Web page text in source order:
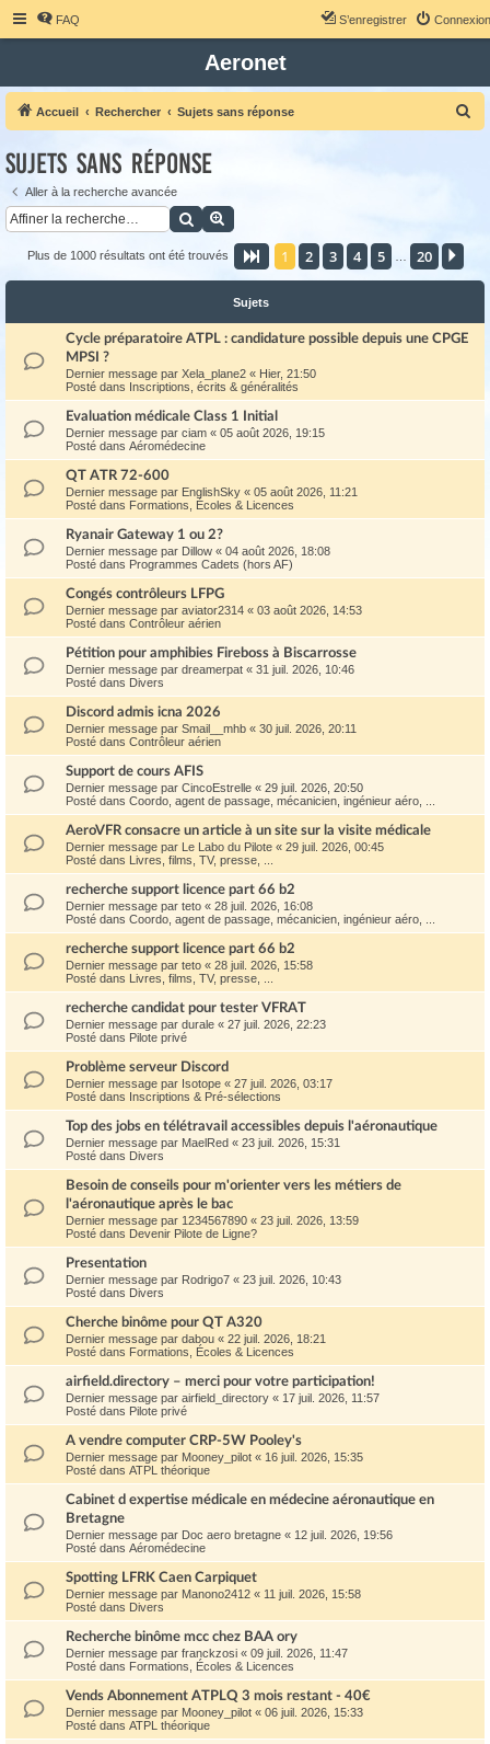
FAQ Connexion
S’enregistrer
Aeronet
Accueil Rechercher Sujets sans réponse
e
Sujets sans réponse
Aller à la recherche avancée
Rechercher
Plus de 1000 résultats ont été trouvés Page 1sur20
1 2 3 4 5 20
Sujets
Cycle préparatoire ATPL : candidature possible depuis une CPGE
MPSI ?
Dernier message par Xela_plane2 « Hier, 21:50
Posté dans Inscriptions, écrits & généralités
Evaluation médicale Class 1 Initial
Dernier message par ciam « 05 août 2026, 19:15
Posté dans Aéromédecine
QT ATR 72-600
Dernier message par EnglishSky « 05 août 2026, 11:21
Posté dans Formations, Écoles & Licences
Ryanair Gateway 1 ou 2?
Dernier message par Dillow « 04 août 2026, 18:08
Posté dans Programmes Cadets (hors AF)
Congés contrôleurs LFPG
Dernier message par aviator2314 « 03 août 2026, 14:53
Posté dans Contrôleur aérien
Pétition pour amphibies Fireboss à Biscarrosse
Dernier message par dreamerpat « 31 juil. 2026, 10:46
Posté dans Divers
Discord admis icna 2026
Dernier message par Smail__mhb « 30 juil. 2026, 20:11
Posté dans Contrôleur aérien
Support de cours AFIS
Dernier message par CincoEstrelle « 29 juil. 2026, 20:50
Posté dans Coordo, agent de passage, mécanicien, ingénieur aéro, ...
AeroVFR consacre un article à un site sur la visite médicale
Dernier message par Le Labo du Pilote « 29 juil. 2026, 00:45
Posté dans Livres, films, TV, presse, ...
recherche support licence part 66 b2
Dernier message par teto « 28 juil. 2026, 16:08
Posté dans Coordo, agent de passage, mécanicien, ingénieur aéro, ...
recherche support licence part 66 b2
Dernier message par teto « 28 juil. 2026, 15:58
Posté dans Livres, films, TV, presse, ...
recherche candidat pour tester VFRAT
Dernier message par durale « 27 juil. 2026, 22:23
Posté dans Pilote privé
Problème serveur Discord
Dernier message par Isotope « 27 juil. 2026, 03:17
Posté dans Inscriptions & Pré-sélections
Top des jobs en télétravail accessibles depuis l'aéronautique
Dernier message par MaelRed « 23 juil. 2026, 15:31
Posté dans Divers
Besoin de conseils pour m'orienter vers les métiers de
l'aéronautique après le bac
Dernier message par 1234567890 « 23 juil. 2026, 13:59
Posté dans Devenir Pilote de Ligne?
Presentation
Dernier message par Rodrigo7 « 23 juil. 2026, 10:43
Posté dans Divers
Cherche binôme pour QT A320
Dernier message par dabou « 22 juil. 2026, 18:21
Posté dans Formations, Écoles & Licences
airfield.directory – merci pour votre participation!
Dernier message par airfield_directory « 17 juil. 2026, 11:57
Posté dans Pilote privé
A vendre computer CRP-5W Pooley's
Dernier message par Mooney_pilot « 16 juil. 2026, 15:35
Posté dans ATPL théorique
Cabinet d expertise médicale en médecine aéronautique en
Bretagne
Dernier message par Doc aero bretagne « 12 juil. 2026, 19:56
Posté dans Aéromédecine
Spotting LFRK Caen Carpiquet
Dernier message par Manono2412 « 11 juil. 2026, 15:58
Posté dans Divers
Recherche binôme mcc chez BAA ory
Dernier message par franckzosi « 09 juil. 2026, 11:47
Posté dans Formations, Écoles & Licences
Vends Abonnement ATPLQ 3 mois restant - 40€
Dernier message par Mooney_pilot « 06 juil. 2026, 15:33
Posté dans ATPL théorique